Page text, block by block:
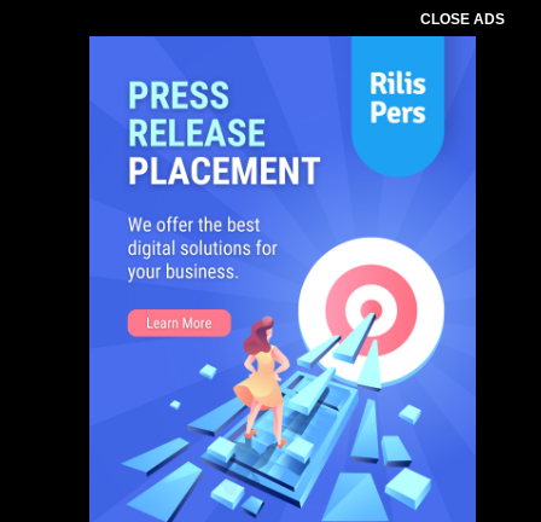
CLOSE ADS